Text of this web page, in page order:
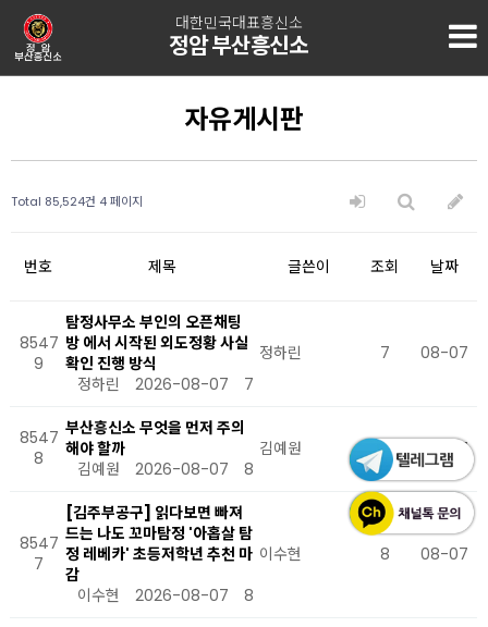
대한민국대표흥신소
정암 부산흥신소
자유게시판
Total 85,524건 4 페이지
번호 제목 글쓴이 조회 날짜
8547
9
탐정사무소 부인의 오픈채팅
방 에서 시작된 외도정황 사실
확인 진행 방식
정하린
2026-08-07 7
정하린 7 08-07
8547
8
부산흥신소 무엇을 먼저 주의
해야 할까
김예원
2026-08-07 8
김예원 8 08-07
8547
7
[김주부공구] 읽다보면 빠져
드는 나도 꼬마탐정 '아홉살 탐
정 레베카' 초등저학년 추천 마
감
이수현
2026-08-07 8
이수현 8 08-07